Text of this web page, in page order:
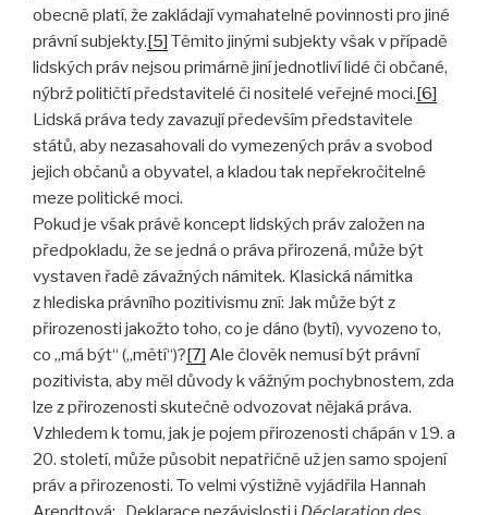
obecně platí, že zakládají vymahatelné povinnosti pro jiné
právní subjekty.[5] Těmito jinými subjekty však v případě
lidských práv nejsou primárně jiní jednotliví lidé či občané,
nýbrž političtí představitelé či nositelé veřejné moci.[6]
Lidská práva tedy zavazují především představitele
států, aby nezasahovali do vymezených práv a svobod
jejich občanů a obyvatel, a kladou tak nepřekročitelné
meze politické moci.
Pokud je však právě koncept lidských práv založen na
předpokladu, že se jedná o práva přirozená, může být
vystaven řadě závažných námitek. Klasická námitka
z hlediska právního pozitivismu zní: Jak může být z
přirozenosti jakožto toho, co je dáno (bytí), vyvozeno to,
co „má být“ („mětí“)?[7] Ale člověk nemusí být právní
pozitivista, aby měl důvody k vážným pochybnostem, zda
lze z přirozenosti skutečně odvozovat nějaká práva.
Vzhledem k tomu, jak je pojem přirozenosti chápán v 19. a
20. století, může působit nepatřičně už jen samo spojení
práv a přirozenosti. To velmi výstižně vyjádřila Hannah